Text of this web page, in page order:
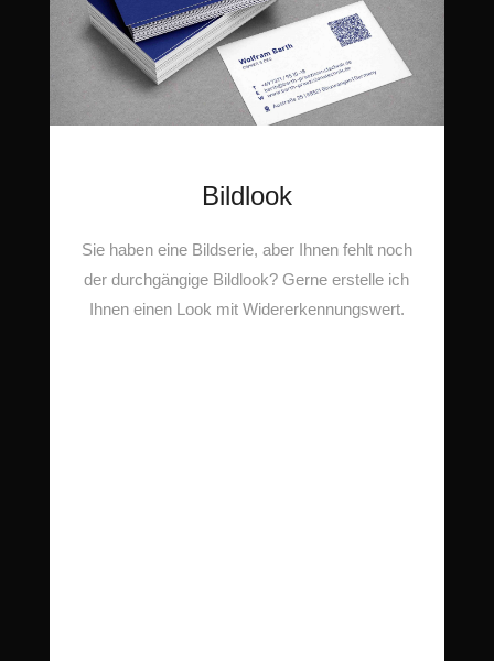
Bildlook
Sie haben eine Bildserie, aber Ihnen fehlt noch
der durchgängige Bildlook? Gerne erstelle ich
Ihnen einen Look mit Widererkennungswert.